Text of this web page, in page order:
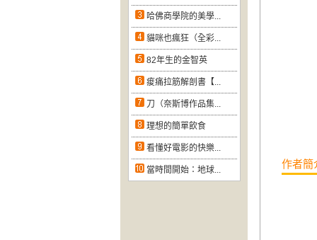
哈佛商學院的美學...
貓咪也瘋狂（全彩...
82年生的金智英
痠痛拉筋解剖書【...
刀（奈斯博作品集...
理想的簡單飲食
看懂好電影的快樂...
當時間開始：地球... 作者簡